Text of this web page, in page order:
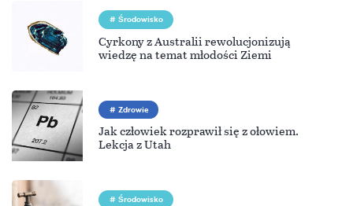
Środowisko
Cyrkony z Australii rewolucjonizują
wiedzę na temat młodości Ziemi
Zdrowie
Jak człowiek rozprawił się z ołowiem.
Lekcja z Utah
Środowisko